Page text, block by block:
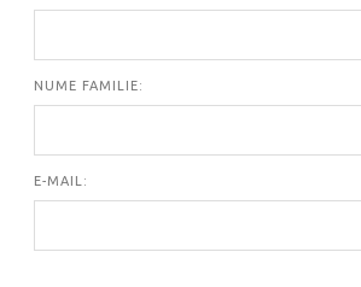
NUME FAMILIE:
E-MAIL: